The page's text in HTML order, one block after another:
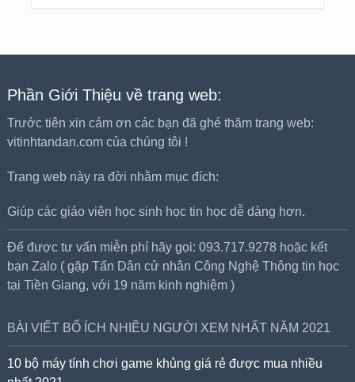
Phần Giới Thiệu về trang web:
Trước tiên xin cám ơn các bạn đã ghé thăm trang web:
vitinhtandan.com của chúng tôi !
Trang web này ra đời nhằm mục đích:
Giúp các giáo viên học sinh học tin học dễ dàng hơn.
Để được tư vấn miễn phí hãy gọi: 093.717.9278 hoặc kết
bạn Zalo ( gặp Tấn Dân cử nhân Công Nghệ Thông tin học
tại Tiền Giang, với 19 năm kinh nghiệm )
BÀI VIẾT BỔ ÍCH NHIỀU NGƯỜI XEM NHẤT NĂM 2021
10 bộ máy tính chơi game khủng giá rẻ được mua nhiều